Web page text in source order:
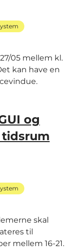
05 mellem kl.
kan have en
og
tidsrum
skal
til
mellem 16-21.